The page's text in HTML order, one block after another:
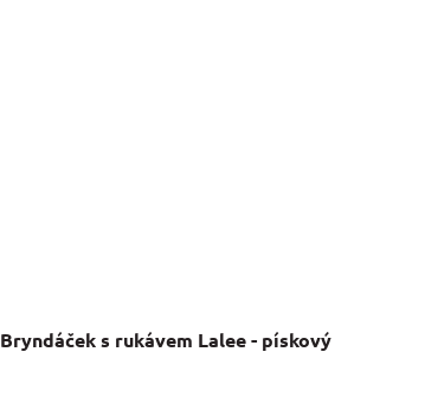
Bryndáček s rukávem Lalee - pískový